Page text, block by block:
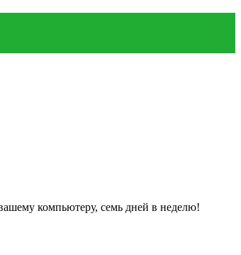
компьютеру, семь дней в неделю!